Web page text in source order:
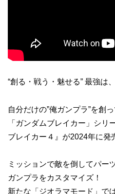
“創る・戦う・魅せる” 最強は
自分だけの”俺ガンプラ”を創
「ガンダムブレイカー」シリ
ブレイカー４』が2024年に発
ミッションで敵を倒してパー
ガンプラをカスタマイズ！
新たな「ジオラマモード」で